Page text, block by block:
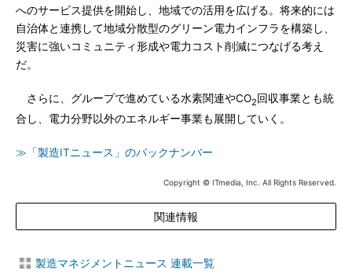
へのサービス提供を開始し、地域での活用を広げる。将来的には
自治体と連携して地域分散型のグリーン電力インフラを構築し、
災害に強いコミュニティ形成や電力コスト削減につなげる考え
だ。
さらに、グループで進めている水素関連やCO2回収事業とも統
合し、電力分野以外のエネルギー事業も展開していく。
≫「製造ITニュース」のバックナンバー
Copyright © ITmedia, Inc. All Rights Reserved.
関連情報
製造マネジメントニュース 連載一覧